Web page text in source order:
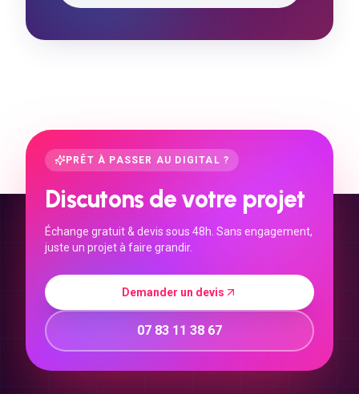
PRÊT À PASSER AU DIGITAL ?
Discutons de votre projet
Échange gratuit & devis sous 48h. Sans engagement,
juste un projet à faire grandir.
Demander un devis
07 83 11 38 67